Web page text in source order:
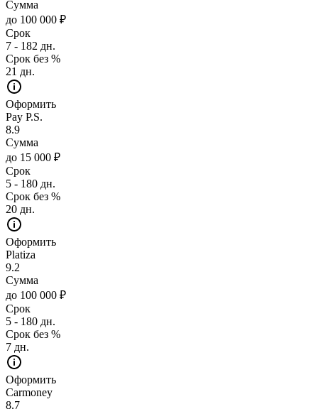
Сумма
до 100 000 ₽
Срок
7 - 182 дн.
Срок без %
21 дн.
Оформить
Pay P.S.
8.9
Сумма
до 15 000 ₽
Срок
5 - 180 дн.
Срок без %
20 дн.
Оформить
Platiza
9.2
Сумма
до 100 000 ₽
Срок
5 - 180 дн.
Срок без %
7 дн.
Оформить
Carmoney
8.7